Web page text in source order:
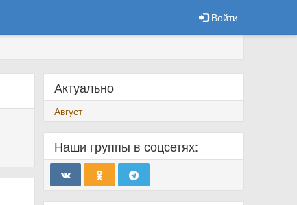
Войти
Актуально
Август
Наши группы в соцсетях: